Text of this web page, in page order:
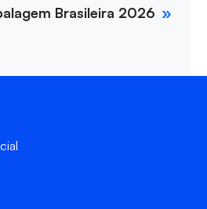
Brasileira 2026